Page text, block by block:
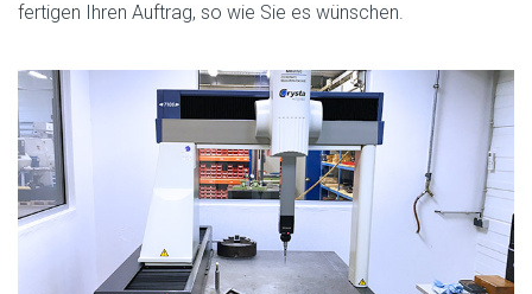
fertigen Ihren Auftrag, so wie Sie es wünschen.